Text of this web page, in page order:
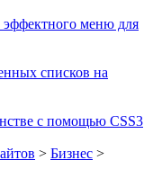
эффектного меню для
списков на
с помощью CSS3
> Бизнес >